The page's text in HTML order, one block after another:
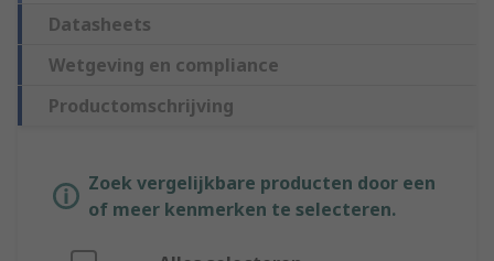
Datasheets
Wetgeving en compliance
Productomschrijving
Zoek vergelijkbare producten door een
of meer kenmerken te selecteren.